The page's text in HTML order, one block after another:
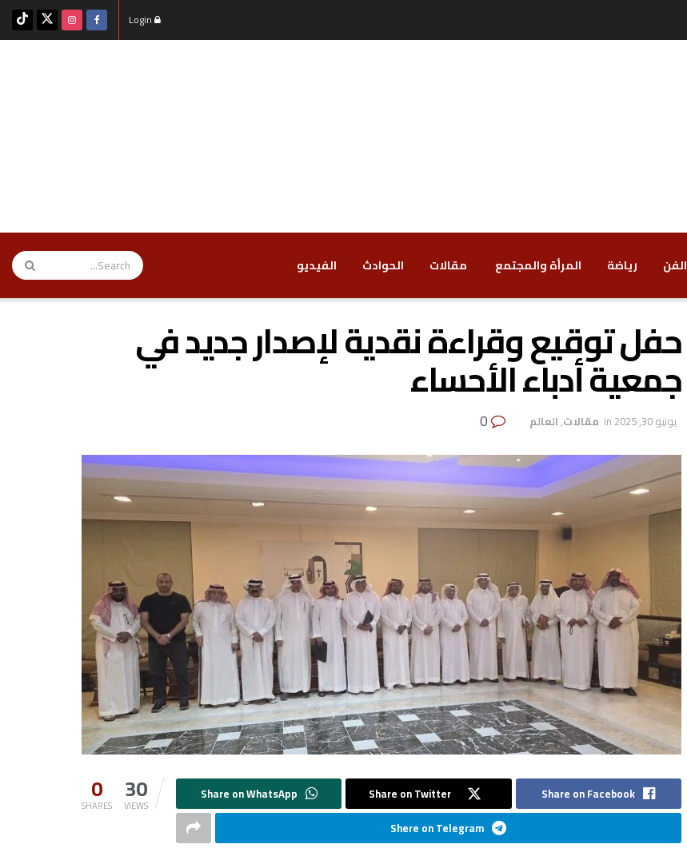
الفن رياضة ‏المرأة والمجتمع ‏ مقالات ‏الحوادث ‏الفيديو
حفل توقيع وقراءة نقدية لإصدار جديد في
جمعية أدباء الأحساء
يونيو 30, 2025 in ‏ مقالات,‏العالم
0
SHARES 30
VIEWS
Share on Facebook
Share on Twitter
Shere on Telegram